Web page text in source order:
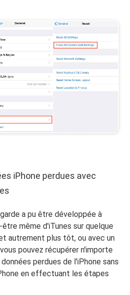
iPhone perdues avec
a pu être développée à
même d'iTunes sur quelque
autrement plus tôt, ou avec un
pouvez récupérer n'importe
perdues de l'iPhone sans
en effectuant les étapes